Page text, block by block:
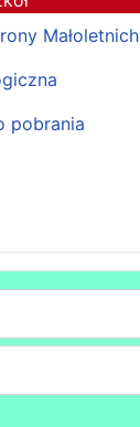
Małoletnich
pobrania